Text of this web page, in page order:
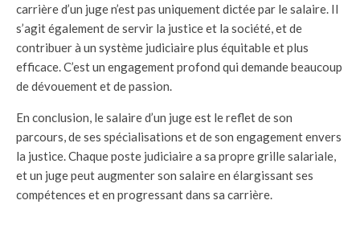
carrière d’un juge n’est pas uniquement dictée par le salaire. Il
s’agit également de servir la justice et la société, et de
contribuer à un système judiciaire plus équitable et plus
efficace. C’est un engagement profond qui demande beaucoup
de dévouement et de passion.
En conclusion, le salaire d’un juge est le reflet de son
parcours, de ses spécialisations et de son engagement envers
la justice. Chaque poste judiciaire a sa propre grille salariale,
et un juge peut augmenter son salaire en élargissant ses
compétences et en progressant dans sa carrière.